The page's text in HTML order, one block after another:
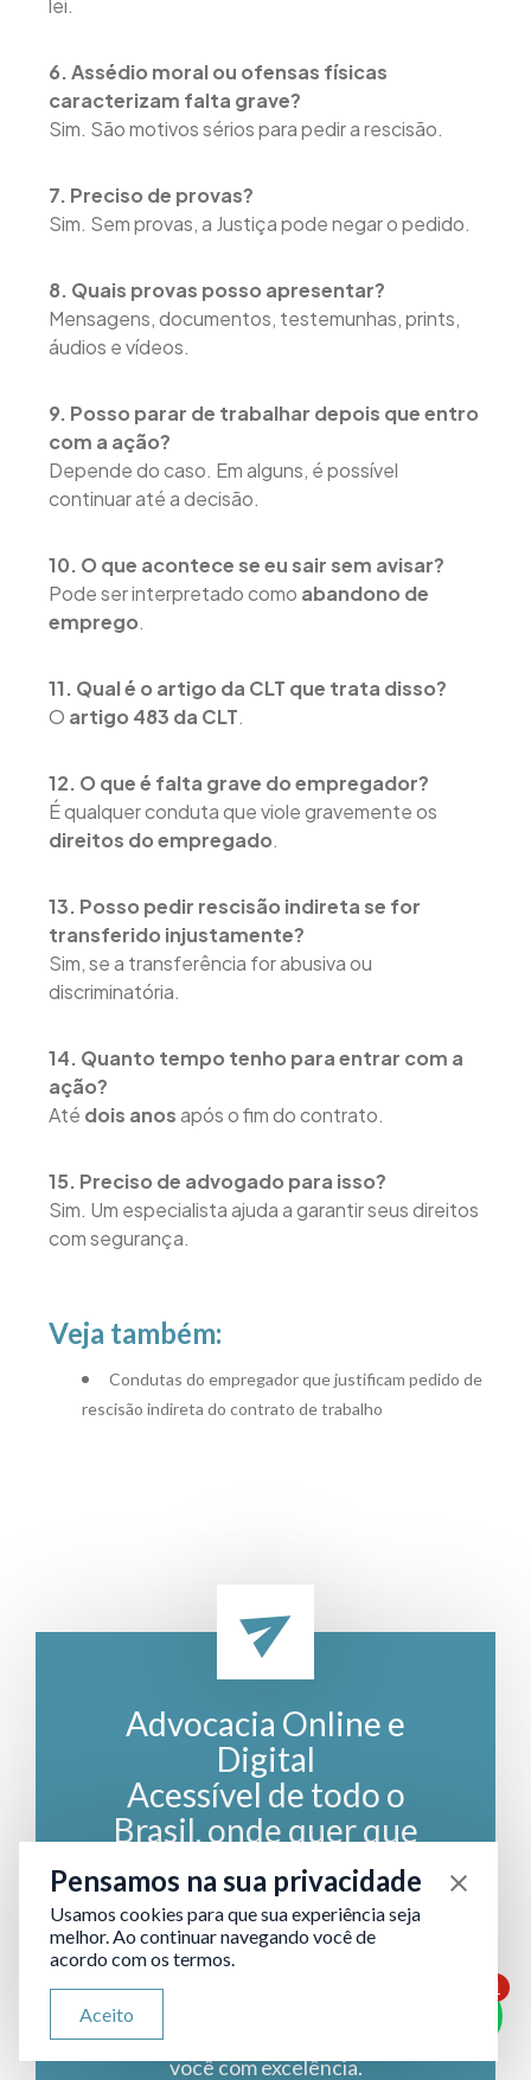
6. Assédio moral ou ofensas físicas
caracterizam falta grave?
Sim. São motivos sérios para pedir a rescisão.
7. Preciso de provas?
Sim. Sem provas, a Justiça pode negar o pedido.
8. Quais provas posso apresentar?
Mensagens, documentos, testemunhas, prints,
áudios e vídeos.
9. Posso parar de trabalhar depois que entro
com a ação?
Depende do caso. Em alguns, é possível
continuar até a decisão.
10. O que acontece se eu sair sem avisar?
Pode ser interpretado como abandono de
emprego.
11. Qual é o artigo da CLT que trata disso?
O artigo 483 da CLT.
12. O que é falta grave do empregador?
É qualquer conduta que viole gravemente os
direitos do empregado.
13. Posso pedir rescisão indireta se for
transferido injustamente?
Sim, se a transferência for abusiva ou
discriminatória.
14. Quanto tempo tenho para entrar com a
ação?
Até dois anosapós o fim do contrato.
15. Preciso de advogado para isso?
Sim. Um especialista ajuda a garantir seus direitos
com segurança.
Veja também:
Condutas do empregador que justificam pedido de
rescisão indireta do contrato de trabalho
Advocacia Online e
Digital
Acessível de todo o
Brasil, onde quer que
você esteja.
Enviar consulta
A qualquer hora, em qualquer lugar:
nossa equipe está pronta para atender
você com excelência.
1
Pensamos na sua privacidade
Usamos cookies para que sua experiência seja
melhor. Ao continuar navegando você de
acordo com os termos.
Aceito